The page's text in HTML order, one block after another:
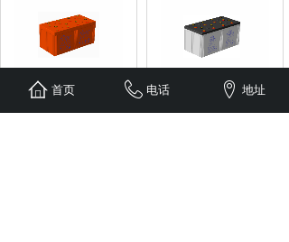
理士蓄电池
LHT-2V耐高温
理士蓄电池 DJ-
2V 铅酸系列
首页 电话 地址